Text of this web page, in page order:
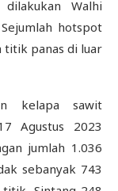
Walhi
hotspot
titik panas di luar
kelapa sawit
Agustus 2023
jumlah 1.036
sebanyak 743